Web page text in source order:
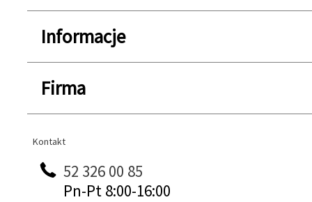
Informacje
Firma
Kontakt
Kontakt
52 326 00 85
Pn-Pt 8:00-16:00